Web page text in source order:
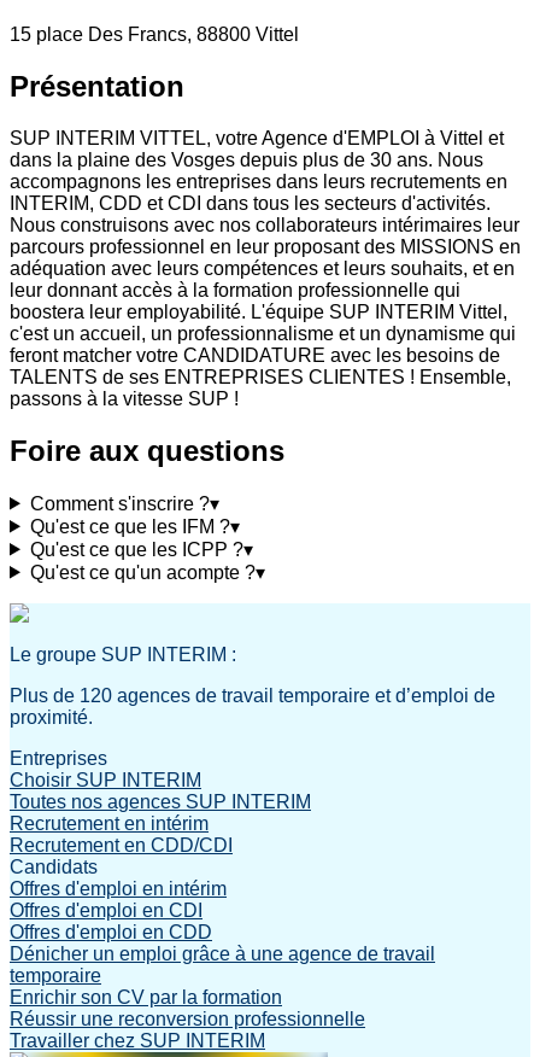
15 place Des Francs, 88800 Vittel
Présentation
SUP INTERIM VITTEL, votre Agence d'EMPLOI à Vittel et
dans la plaine des Vosges depuis plus de 30 ans. Nous
accompagnons les entreprises dans leurs recrutements en
INTERIM, CDD et CDI dans tous les secteurs d'activités.
Nous construisons avec nos collaborateurs intérimaires leur
parcours professionnel en leur proposant des MISSIONS en
adéquation avec leurs compétences et leurs souhaits, et en
leur donnant accès à la formation professionnelle qui
boostera leur employabilité. L'équipe SUP INTERIM Vittel,
c'est un accueil, un professionnalisme et un dynamisme qui
feront matcher votre CANDIDATURE avec les besoins de
TALENTS de ses ENTREPRISES CLIENTES ! Ensemble,
passons à la vitesse SUP !
Foire aux questions
Comment s'inscrire ?▾
Qu'est ce que les IFM ?▾
Qu'est ce que les ICPP ?▾
Qu'est ce qu'un acompte ?▾
Le groupe SUP INTERIM :
Plus de 120 agences de travail temporaire et d’emploi de
proximité.
Entreprises
Choisir SUP INTERIM
Toutes nos agences SUP INTERIM
Recrutement en intérim
Recrutement en CDD/CDI
Candidats
Offres d'emploi en intérim
Offres d'emploi en CDI
Offres d'emploi en CDD
Dénicher un emploi grâce à une agence de travail
temporaire
Enrichir son CV par la formation
Réussir une reconversion professionnelle
Travailler chez SUP INTERIM